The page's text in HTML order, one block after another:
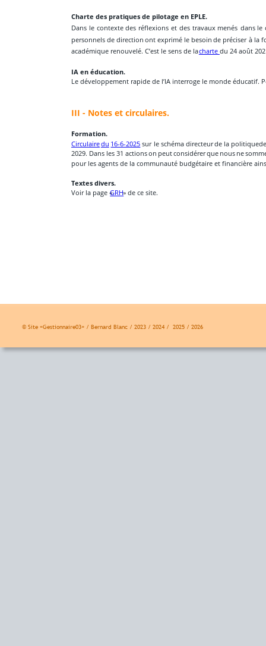
© Site «Gestionnaire03» / Bernard Blanc / 2023 / 2024 /  2025 / 2026
Charte des pratiques de pilotage en EPLE.
Dans le contexte des réflexions et des travaux menés dans le
personnels de direction ont exprimé le besoin de préciser à la
académique renouvelé. C’est le sens de la charte du 24 août
IA en éducation.
Le développement rapide de l’IA interroge le monde éducatif.
III - Notes et circulaires.
Formation.
Circulairedu 16-6-2025 sur le schéma directeurde la politique
2029. Dans les 31 actionson peutconsidérerque nous ne
pour les agents de la communauté budgétaire et financière
Textes divers.
Voir la page «GRH» de ce site.